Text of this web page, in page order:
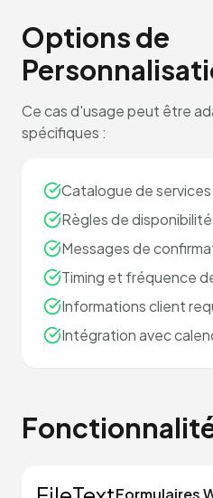
Options de
Ce cas d'usage peut être
spécifiques :
Catalogue de
Règles de
Messages de
Timing et fréquence
Informations client
Intégration avec
Formulaires